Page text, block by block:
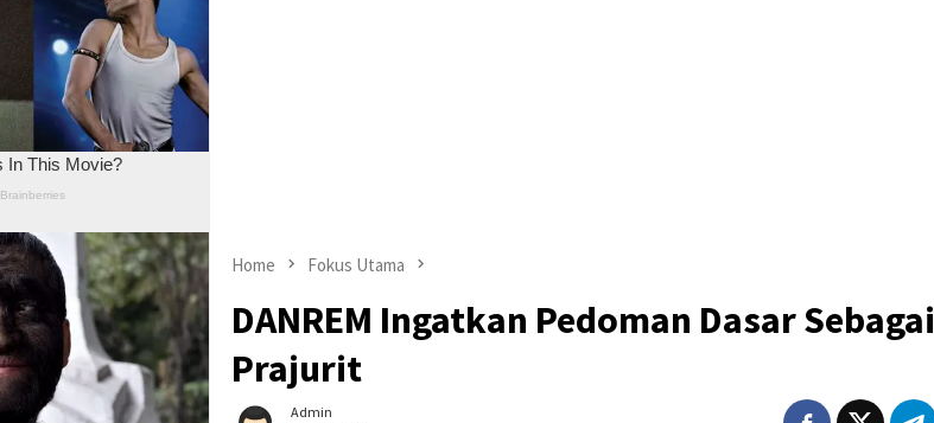
Home Fokus Utama
DANREM Ingatkan Pedoman Dasar Sebagai
Prajurit
Admin